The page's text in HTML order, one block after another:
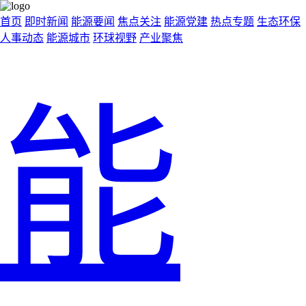
首页 即时新闻 能源要闻 焦点关注 能源党建 热点专题 生态环保
人事动态 能源城市 环球视野 产业聚焦
能